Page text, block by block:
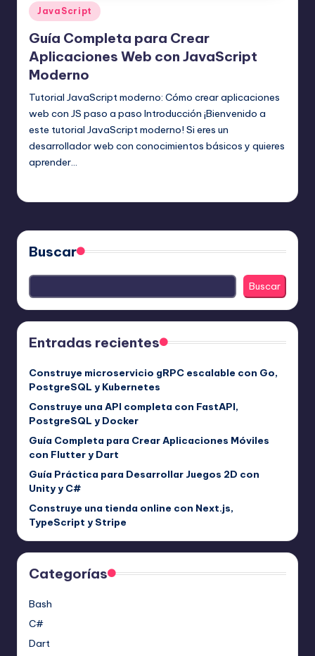
Publicado
en
JavaScript
Guía Completa para Crear
Aplicaciones Web con JavaScript
Moderno
Tutorial JavaScript moderno: Cómo crear aplicaciones
web con JS paso a paso Introducción ¡Bienvenido a
este tutorial JavaScript moderno! Si eres un
desarrollador web con conocimientos básicos y quieres
aprender…
Buscar
Buscar
Entradas recientes
Construye microservicio gRPC escalable con Go,
PostgreSQL y Kubernetes
Construye una API completa con FastAPI,
PostgreSQL y Docker
Guía Completa para Crear Aplicaciones Móviles
con Flutter y Dart
Guía Práctica para Desarrollar Juegos 2D con
Unity y C#
Construye una tienda online con Next.js,
TypeScript y Stripe
Categorías
Bash
C#
Dart